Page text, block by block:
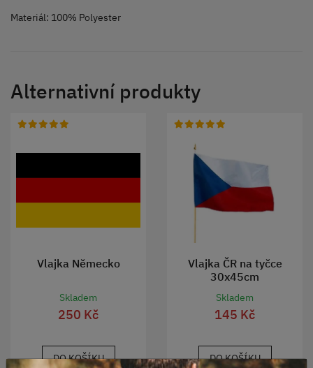
Materiál: 100% Polyester
Alternativní produkty
Vlajka Německo
Skladem
250 Kč
DO KOŠÍKU
Vlajka ČR na tyčce
30x45cm
Skladem
145 Kč
DO KOŠÍKU